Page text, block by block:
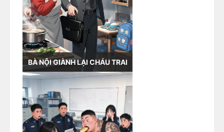
BÀ NỘI GIÀNH LẠI CHÁU TRAI